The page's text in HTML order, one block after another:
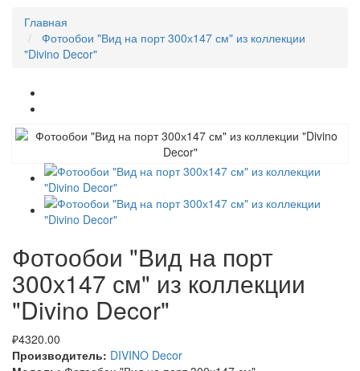
Главная
Фотообои "Вид на порт 300х147 см" из коллекции
"Divino Decor"
Фотообои "Вид на порт
300х147 см" из коллекции
"Divino Decor"
₽4320.00
Производитель: DIVINO Decor